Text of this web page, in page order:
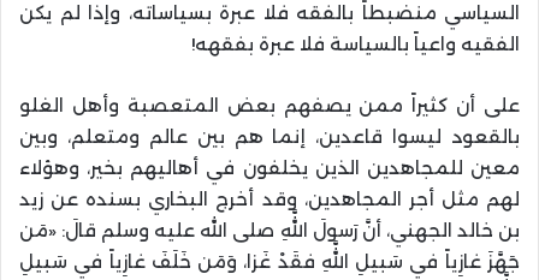
السياسي منضبطاً بالفقه فلا عبرة بسياساته، وإذا لم يكن
الفقيه واعياً بالسياسة فلا عبرة بفقهه!
على أن كثيراً ممن يصفهم بعض المتعصبة وأهل الغلو
بالقعود ليسوا قاعدين، إنما هم بين عالم ومتعلم، وبين
معين للمجاهدين الذين يخلفون في أهاليهم بخير، وهؤلاء
لهم مثل أجر المجاهدين، وقد أخرج البخاري بسنده عن زيد
بن خالد الجهني، أنَّ رَسولَ اللَّهِ صلى الله عليه وسلم قالَ: «مَن
جَهَّزَ غازِياً في سَبيلِ اللَّهِ فقَدْ غَزا، وَمَن خَلَفَ غازِياً في سَبيلِ